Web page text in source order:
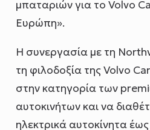
μπαταριών για το Volvo
Ευρώπη».
Η συνεργασία με τη
τη φιλοδοξία της Volvo
στην κατηγορία των
αυτοκινήτων και να
ηλεκτρικά αυτοκίνητα